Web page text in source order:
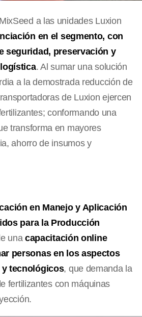
a las unidades Luxion
en el segmento, con
seguridad, preservación y
. Al sumar una solución
a la demostrada reducción de
de Luxion ejercen
conformando una
transforma en mayores
ahorro de insumos y
en Manejo y Aplicación
para la Producción
una capacitación online
personas en los aspectos
tecnológicos, que demanda la
fertilizantes con máquinas